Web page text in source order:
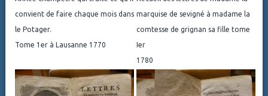
convient de faire chaque mois dans
le Potager.
Tome 1er à Lausanne 1770
marquise de sevigné à madame la
comtesse de grignan sa fille tome
Ier
1780